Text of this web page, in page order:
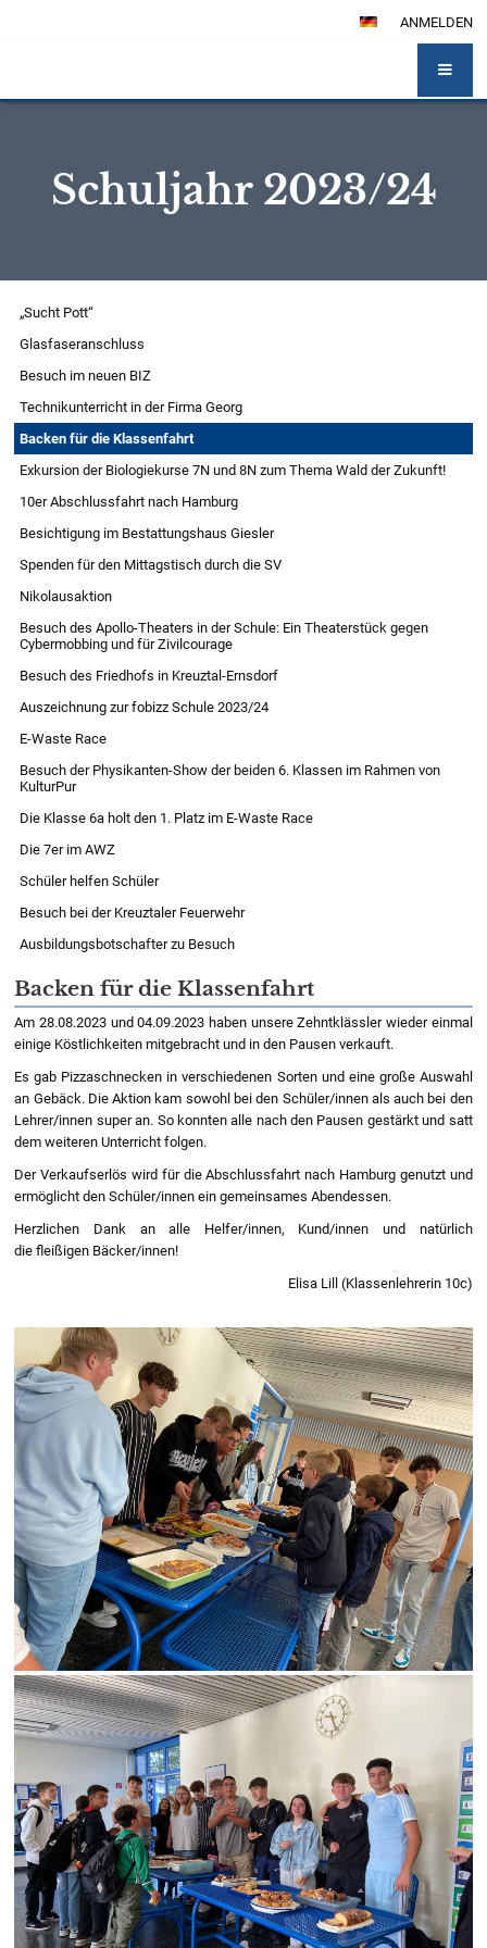
ANMELDEN
Schuljahr 2023/24
Schuljahr
2023/24
„Sucht Pott“
Glasfaseranschluss
Besuch im neuen BIZ
Technikunterricht in der Firma Georg
Backen für die Klassenfahrt
Exkursion der Biologiekurse 7N und 8N zum Thema Wald der Zukunft!
10er Abschlussfahrt nach Hamburg
Besichtigung im Bestattungshaus Giesler
Spenden für den Mittagstisch durch die SV
Nikolausaktion
Besuch des Apollo-Theaters in der Schule: Ein Theaterstück gegen
Cybermobbing und für Zivilcourage
Besuch des Friedhofs in Kreuztal-Ernsdorf
Auszeichnung zur fobizz Schule 2023/24
E-Waste Race
Besuch der Physikanten-Show der beiden 6. Klassen im Rahmen von
KulturPur
Die Klasse 6a holt den 1. Platz im E-Waste Race
Die 7er im AWZ
Schüler helfen Schüler
Besuch bei der Kreuztaler Feuerwehr
Ausbildungsbotschafter zu Besuch
Backen für die Klassenfahrt
Am 28.08.2023 und 04.09.2023 haben unsere Zehntklässler wieder einmal
einige Köstlichkeiten mitgebracht und in den Pausen verkauft.
Es gab Pizzaschnecken in verschiedenen Sorten und eine große Auswahl
an Gebäck. Die Aktion kam sowohl bei den Schüler/innen als auch bei den
Lehrer/innen super an. So konnten alle nach den Pausen gestärkt und satt
dem weiteren Unterricht folgen.
Der Verkaufserlös wird für die Abschlussfahrt nach Hamburg genutzt und
ermöglicht den Schüler/innen ein gemeinsames Abendessen.
Herzlichen Dank an alle Helfer/innen, Kund/innen und natürlich
die fleißigen Bäcker/innen!
Elisa Lill (Klassenlehrerin 10c)